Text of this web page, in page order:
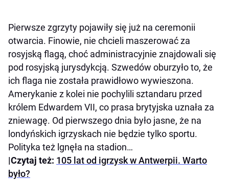
Pierwsze zgrzyty pojawiły się już na ceremonii
otwarcia. Finowie, nie chcieli maszerować za
rosyjską flagą, choć administracyjnie znajdowali się
pod rosyjską jurysdykcją. Szwedów oburzyło to, że
ich flaga nie została prawidłowo wywieszona.
Amerykanie z kolei nie pochylili sztandaru przed
królem Edwardem VII, co prasa brytyjska uznała za
zniewagę. Od pierwszego dnia było jasne, że na
londyńskich igrzyskach nie będzie tylko sportu.
Polityka też lgnęła na stadion…
|Czytaj też: 105 lat od igrzysk w Antwerpii. Warto
było?